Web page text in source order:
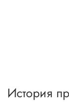
История